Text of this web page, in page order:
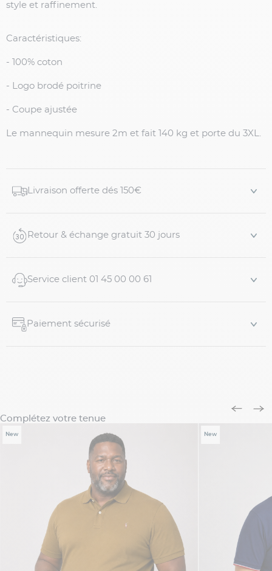
style et raffinement.
Caractéristiques:
- 100% coton
- Logo brodé poitrine
- Coupe ajustée
Le mannequin mesure 2m et fait 140 kg et porte du 3XL.
Livraison offerte dés 150€
Retour & échange gratuit 30 jours
Service client 01 45 00 00 61
Paiement sécurisé
Complétez votre tenue
New New